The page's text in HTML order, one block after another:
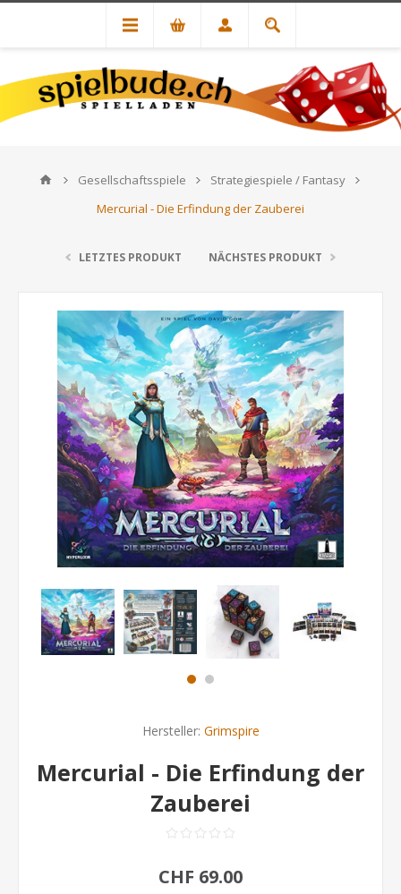
Gesellschaftsspiele
Strategiespiele / Fantasy
Mercurial - Die Erfindung der Zauberei
LETZTES PRODUKT NÄCHSTES PRODUKT
Hersteller: Grimspire
Mercurial - Die Erfindung der
Zauberei
CHF 69.00